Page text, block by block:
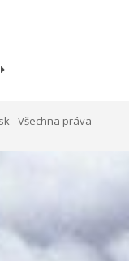
- Všechna práva